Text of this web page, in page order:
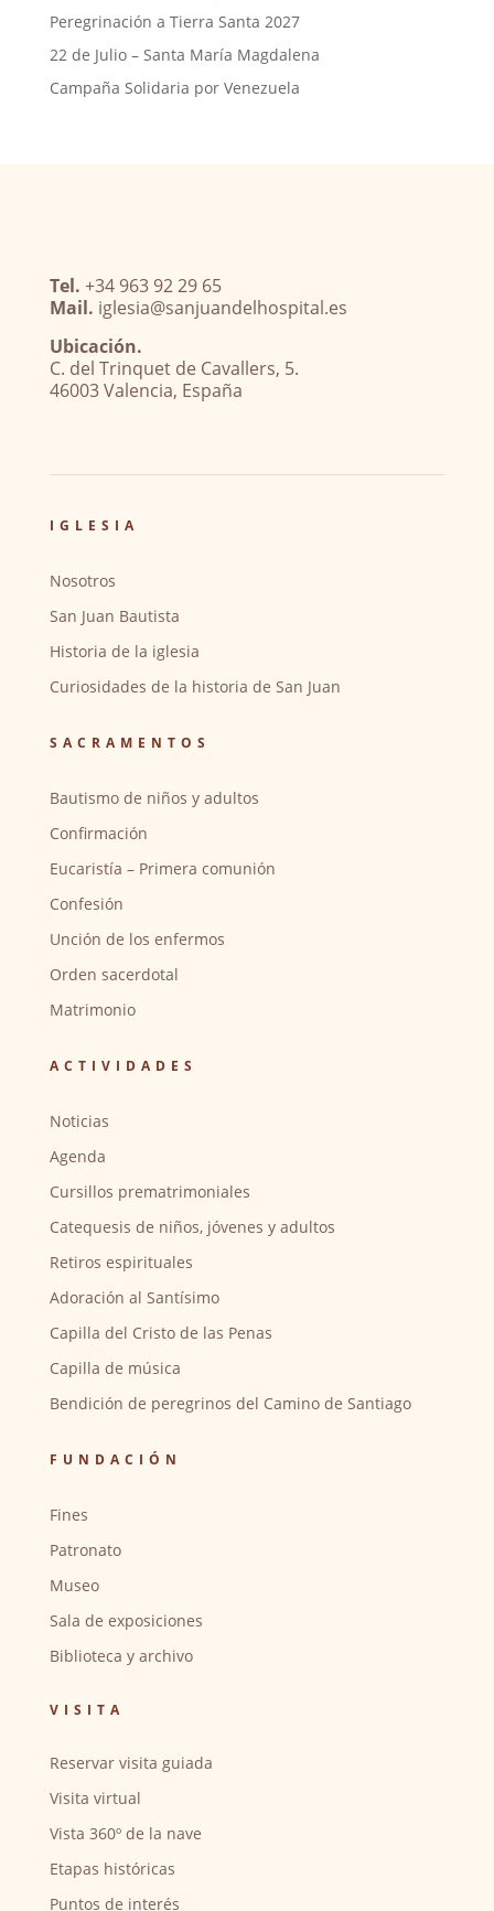
Peregrinación a Tierra Santa 2027
22 de Julio – Santa María Magdalena
Campaña Solidaria por Venezuela
Tel. +34 963 92 29 65
Mail. iglesia@sanjuandelhospital.es
Ubicación.
C. del Trinquet de Cavallers, 5.
46003 Valencia, España
IGLESIA
Nosotros
San Juan Bautista
Historia de la iglesia
Curiosidades de la historia de San Juan
SACRAMENTOS
Bautismo de niños y adultos
Confirmación
Eucaristía – Primera comunión
Confesión
Unción de los enfermos
Orden sacerdotal
Matrimonio
ACTIVIDADES
Noticias
Agenda
Cursillos prematrimoniales
Catequesis de niños, jóvenes y adultos
Retiros espirituales
Adoración al Santísimo
Capilla del Cristo de las Penas
Capilla de música
Bendición de peregrinos del Camino de Santiago
FUNDACIÓN
Fines
Patronato
Museo
Sala de exposiciones
Biblioteca y archivo
VISITA
Reservar visita guiada
Visita virtual
Vista 360º de la nave
Etapas históricas
Puntos de interés